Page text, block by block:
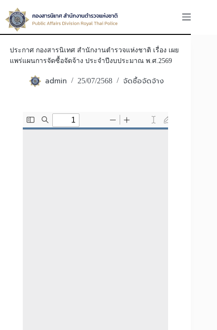
ประกาศ กองสารนิเทศ สำนักงานตำรวจแห่งชาติ เรื่อง เผย
แพร่แผนการจัดซื้อจัดจ้าง ประจำปีงบประมาณ พ.ศ.2569
admin 25/07/2568 จัดซื้อจัดจ้าง